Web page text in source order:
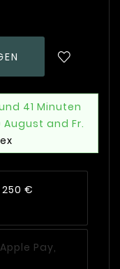
41 Minuten
and Fr.
€